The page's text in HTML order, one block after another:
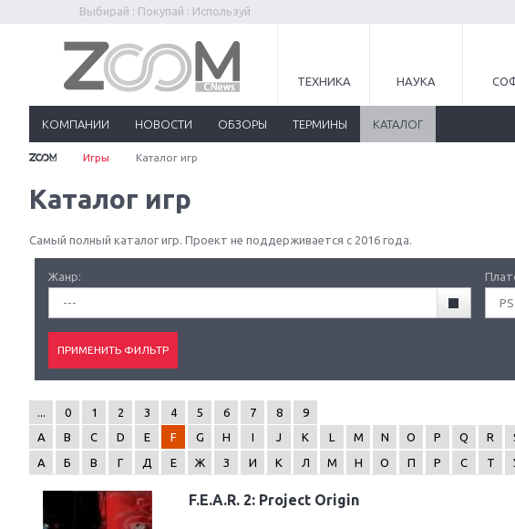
Выбирай : Покупай : Используй
ТЕХНИКА НАУКА
КОМПАНИИ НОВОСТИ ОБЗОРЫ ТЕРМИНЫ КАТАЛОГ
Игры Каталог игр
Каталог игр
Самый полный каталог игр. Проект не поддерживается с 2016 года.
Жанр:
---
0 1 2 3 4 5 6 7 8
9
A
B C D E F G H I J K L M N O P Q R
А
Б В Г Д Е Ж З И К Л М Н О П Р С Т
F.E.A.R. 2: Project Origin